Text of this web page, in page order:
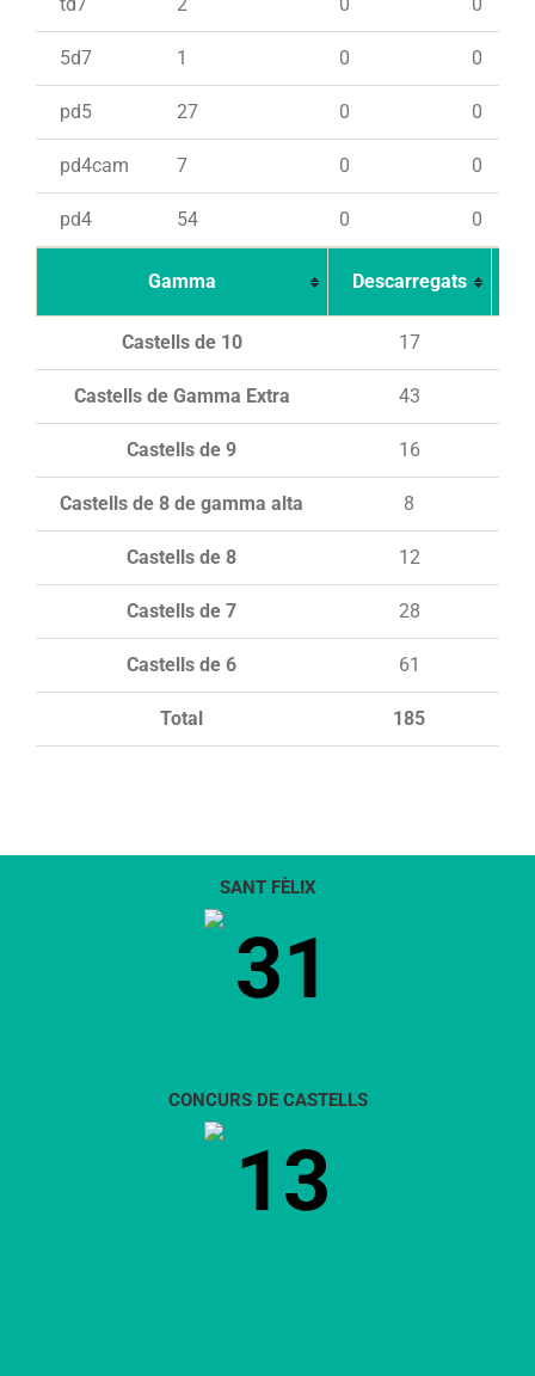
5d7 1 0 0
pd5 27 0 0
pd4cam 7 0 0
pd4 54 0 0
Gamma Descarregats
Total 185
Castells de 10 17
Castells de Gamma Extra 43
Castells de 9 16
Castells de 8 de gamma alta 8
Castells de 8 12
Castells de 7 28
Castells de 6 61
SANT FÈLIX
31
CONCURS DE CASTELLS
13